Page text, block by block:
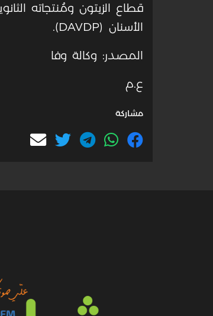
قطاع الزيتون ومُنتجاته
الأسنان (DAVDP)
.
المصدر: وكالة وفا
ع.م
مشاركة